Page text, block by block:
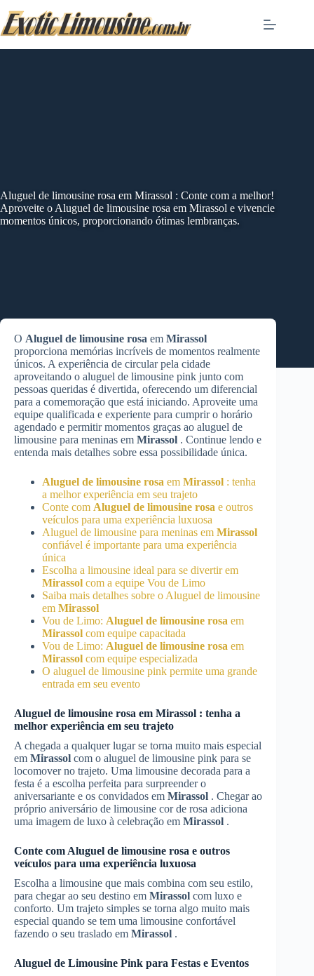
to
content
Aluguel de limousine rosa em Mirassol : Conte com a melhor!
Aproveite o Aluguel de limousine rosa em Mirassol e vivencie
momentos únicos, proporcionando ótimas lembranças.
O Aluguel de limousine rosa em Mirassol
proporciona memórias incríveis de momentos realmente
únicos. A experiência de circular pela cidade
aproveitando o aluguel de limousine pink junto com
pessoas queridas é divertida, oferecendo um diferencial
para a comemoração que está iniciando. Aproveite uma
equipe qualificada e experiente para cumprir o horário
agendado e permitir momentos graças ao aluguel de
limousine para meninas em Mirassol . Continue lendo e
entenda mais detalhes sobre essa possibilidade única.
Aluguel de limousine rosa em Mirassol : tenha
a melhor experiência em seu trajeto
Conte com Aluguel de limousine rosa e outros
veículos para uma experiência luxuosa
Aluguel de limousine para meninas em Mirassol
confiável é importante para uma experiência
única
Escolha a limousine ideal para se divertir em
Mirassol com a equipe Vou de Limo
Saiba mais detalhes sobre o Aluguel de limousine
em Mirassol
Vou de Limo: Aluguel de limousine rosa em
Mirassol com equipe capacitada
Vou de Limo: Aluguel de limousine rosa em
Mirassol com equipe especializada
O aluguel de limousine pink permite uma grande
entrada em seu evento
Aluguel de limousine rosa em Mirassol : tenha a
melhor experiência em seu trajeto
A chegada a qualquer lugar se torna muito mais especial
em Mirassol com o aluguel de limousine pink para se
locomover no trajeto. Uma limousine decorada para a
festa é a escolha perfeita para surpreender o
aniversariante e os convidados em Mirassol . Chegar ao
próprio aniversário de limousine cor de rosa adiciona
uma imagem de luxo à celebração em Mirassol .
Conte com Aluguel de limousine rosa e outros
veículos para uma experiência luxuosa
Escolha a limousine que mais combina com seu estilo,
para chegar ao seu destino em Mirassol com luxo e
conforto. Um trajeto simples se torna algo muito mais
especial quando se tem uma limousine confortável
fazendo o seu traslado em Mirassol .
Aluguel de Limousine Pink para Festas e Eventos